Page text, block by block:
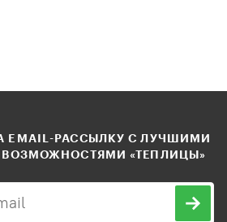
EMAIL-РАССЫЛКУ С ЛУЧШИМИ
«ТЕПЛИЦЫ»